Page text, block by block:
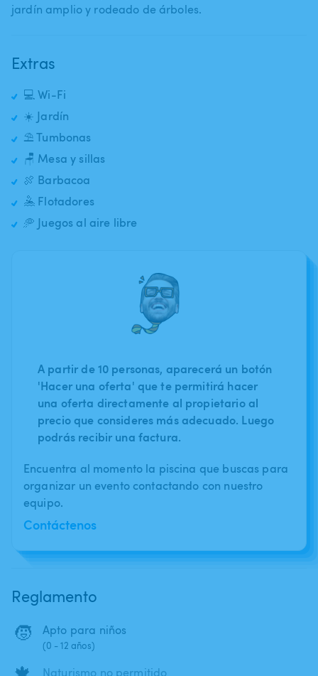
jardín amplio y rodeado de árboles.
Extras
💻 Wi-Fi
☀️ Jardín
⛱️ Tumbonas
🪑 Mesa y sillas
🍖 Barbacoa
🤽 Flotadores
🥏 Juegos al aire libre
A partir de 10 personas, aparecerá un botón
'Hacer una oferta' que te permitirá hacer
una oferta directamente al propietario al
precio que consideres más adecuado. Luego
podrás recibir una factura.
Encuentra al momento la piscina que buscas para
organizar un evento contactando con nuestro
equipo.
Contáctenos
Reglamento
🧒 Apto para niños
(0 - 12 años)
Naturismo no permitido